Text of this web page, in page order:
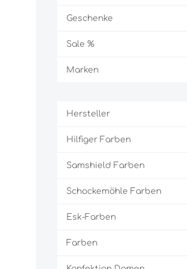
Geschenke
Sale %
Marken
Hersteller
Hilfiger Farben
Samshield Farben
Schockemöhle Farben
Esk-Farben
Farben